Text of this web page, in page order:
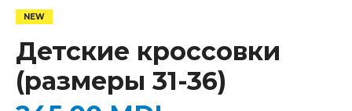
Детские кроссовки
(размеры 31-36)